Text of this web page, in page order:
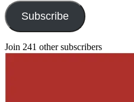
Subscribe
Join 241 other subscribers